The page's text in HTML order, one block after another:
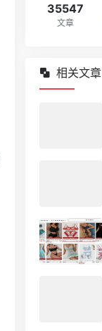
35547
文章
相关文章